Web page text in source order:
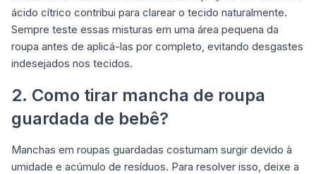
ácido cítrico contribui para clarear o tecido naturalmente.
Sempre teste essas misturas em uma área pequena da
roupa antes de aplicá-las por completo, evitando desgastes
indesejados nos tecidos.
2. Como tirar mancha de roupa
guardada de bebê?
Manchas em roupas guardadas costumam surgir devido à
umidade e acúmulo de resíduos. Para resolver isso, deixe a